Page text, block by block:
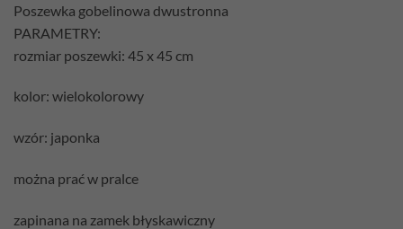
Poszewka gobelinowa dwustronna
PARAMETRY:
rozmiar poszewki: 45 x 45 cm
kolor: wielokolorowy
wzór: japonka
można prać w pralce
zapinana na zamek błyskawiczny